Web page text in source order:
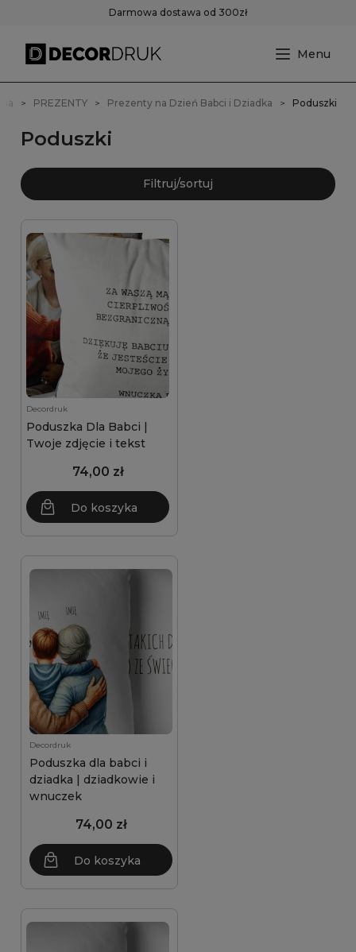
Darmowa dostawa od 300zł
PREZENTY Prezenty na Dzień Babci i Dziadka Poduszki
Poduszki
Filtruj/sortuj
Decordruk
Poduszka Dla Babci |
Twoje zdjęcie i tekst
74,00 zł
Do koszyka
Decordruk
Poduszka dla babci i
dziadka | dziadkowie i
wnuczek
74,00 zł
Do koszyka